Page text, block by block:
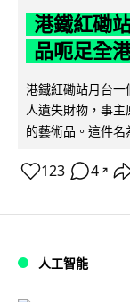
港鐵紅磡
品呃足全
港鐵紅磡站月台
人遺失財物，事
的藝術品。這件
123 4 ↗
人工智能